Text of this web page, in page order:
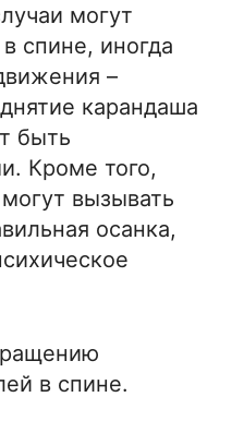
могут
спине, иногда
–
карандаша
быть
Кроме того,
вызывать
осанка,
в спине.